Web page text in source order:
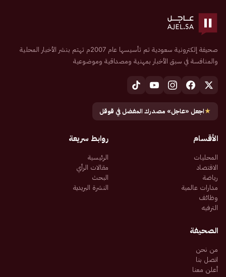
صحيفة إلكترونية سعودية تم تأسيسها عام 2007م تهتم بنشر الأخبار المحلية
والمنافسة في سبق الأخبار بمهنية ومصداقية وموضوعية
★اجعل «عاجل» مصدرك المفضل في قوقل
الأقسام
المحليات
الاقتصاد
رياضة
مدارات عالمية
وظائف
الترفيه
روابط سريعة
الرئيسية
مقالات الرأي
البحث
النشرة البريدية
الصحيفة
من نحن
اتصل بنا
أعلن معنا